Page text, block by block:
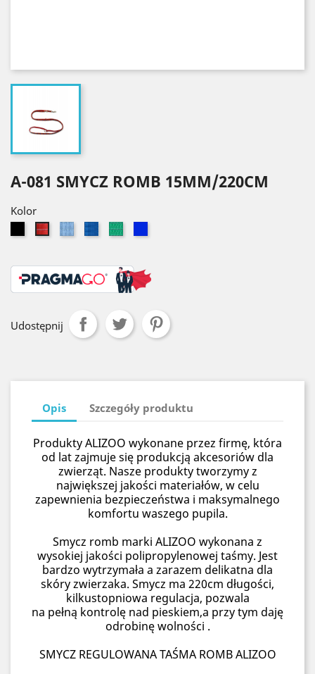
A-081 SMYCZ ROMB 15MM/220CM
Kolor
CzarnyCzerwonyBłękitnyNiebieskiZielony
Udostępnij
Opis Szczegóły produktu
Produkty ALIZOO wykonane przez firmę, która
od lat zajmuje się produkcją akcesoriów dla
zwierząt. Nasze produkty tworzymy z
największej jakości materiałów, w celu
zapewnienia bezpieczeństwa i maksymalnego
komfortu waszego pupila.
Smycz romb marki ALIZOO wykonana z
wysokiej jakości polipropylenowej taśmy. Jest
bardzo wytrzymała a zarazem delikatna dla
skóry zwierzaka. Smycz ma 220cm długości,
kilkustopniowa regulacja, pozwala
na pełną kontrolę nad pieskiem,a przy tym daję
odrobinę wolności .
SMYCZ REGULOWANA TAŚMA ROMB ALIZOO